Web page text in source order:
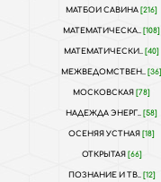
МАТБОИ САВИНА [216]
МАТЕМАТИЧЕСКА.. [108]
МАТЕМАТИЧЕСКИ.. [40]
МЕЖВЕДОМСТВЕН.. [36]
МОСКОВСКАЯ [78]
НАДЕЖДА ЭНЕРГ.. [58]
ОСЕНЯЯ УСТНАЯ [18]
ОТКРЫТАЯ [66]
ПОЗНАНИЕ И ТВ.. [12]